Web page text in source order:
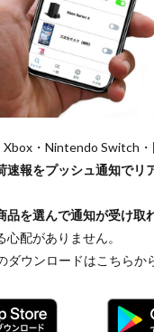
・Nintendo Switch
速報をプッシュ通知でリ
品を選んで通知が受け取
配がありません。
ダウンロードはこちらか